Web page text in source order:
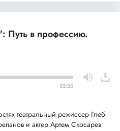
Путь в профессию.
52:20
театральный режиссер Глеб
и актер Артем Скосарев